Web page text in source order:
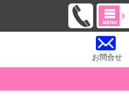
お問合せ